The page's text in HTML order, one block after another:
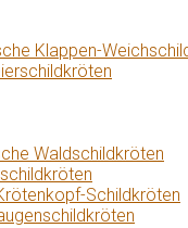
Klappen-
Waldschildkröten
Schildkröten